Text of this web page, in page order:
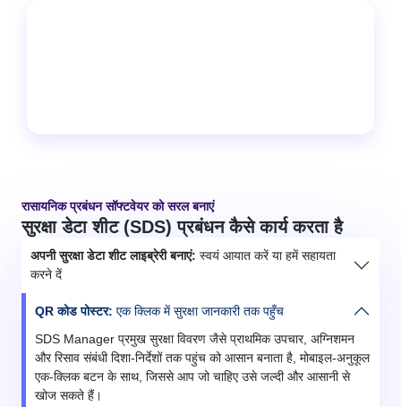
रासायनिक प्रबंधन सॉफ्टवेयर को सरल बनाएं
सुरक्षा डेटा शीट (SDS) प्रबंधन कैसे कार्य करता है
अपनी सुरक्षा डेटा शीट लाइब्रेरी बनाएं: स्वयं आयात करें या हमें सहायता
करने दें
QR कोड पोस्टर: एक क्लिक में सुरक्षा जानकारी तक पहुँच
SDS Manager प्रमुख सुरक्षा विवरण जैसे प्राथमिक उपचार, अग्निशमन
और रिसाव संबंधी दिशा-निर्देशों तक पहुंच को आसान बनाता है, मोबाइल-अनुकूल
एक-क्लिक बटन के साथ, जिससे आप जो चाहिए उसे जल्दी और आसानी से
खोज सकते हैं।